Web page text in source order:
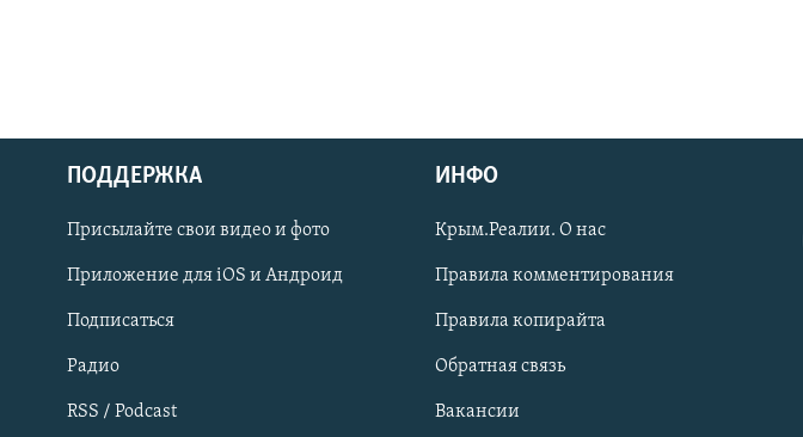
Українською
Qırımtatar
ПРИСОЕДИНЯЙТЕСЬ!
ПОДДЕРЖКА
Присылайте свои видео и фото
Приложение для iOS и Андроид
Подписаться
Радио
RSS / Podcast
ИНФО
Крым.Реалии. О нас
Правила комментирования
Правила копирайта
Обратная связь
Вакансии